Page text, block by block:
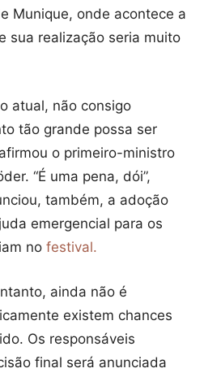
Munique, onde acontece a
sua realização seria muito
atual, não consigo
tão grande possa ser
o primeiro-ministro
“É uma pena, dói”,
também, a adoção
emergencial para os
no festival.
ainda não é
existem chances
Os responsáveis
final será anunciada